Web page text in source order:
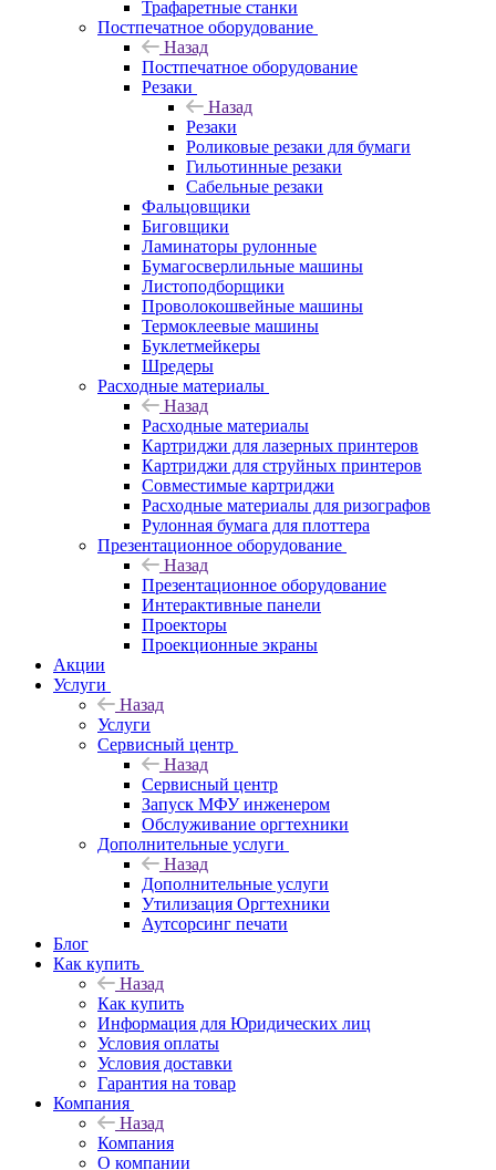
Трафаретные станки
Постпечатное оборудование
Назад
Постпечатное оборудование
Резаки
Назад
Резаки
Роликовые резаки для бумаги
Гильотинные резаки
Сабельные резаки
Фальцовщики
Биговщики
Ламинаторы рулонные
Бумагосверлильные машины
Листоподборщики
Проволокошвейные машины
Термоклеевые машины
Буклетмейкеры
Шредеры
Расходные материалы
Назад
Расходные материалы
Картриджи для лазерных принтеров
Картриджи для струйных принтеров
Совместимые картриджи
Расходные материалы для ризографов
Рулонная бумага для плоттера
Презентационное оборудование
Назад
Презентационное оборудование
Интерактивные панели
Проекторы
Проекционные экраны
Акции
Услуги
Назад
Услуги
Сервисный центр
Назад
Сервисный центр
Запуск МФУ инженером
Обслуживание оргтехники
Дополнительные услуги
Назад
Дополнительные услуги
Утилизация Оргтехники
Аутсорсинг печати
Блог
Как купить
Назад
Как купить
Информация для Юридических лиц
Условия оплаты
Условия доставки
Гарантия на товар
Компания
Назад
Компания
О компании